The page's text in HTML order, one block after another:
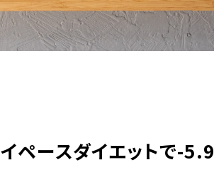
イペースダイエットで-5.9